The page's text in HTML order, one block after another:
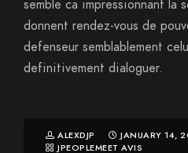
semble ca impressionnant la
donnent rendez-vous de
defenseur semblablement
definitivement dialoguer.
ALEXDJP
JANUARY 14,
JPEOPLEMEET AVIS